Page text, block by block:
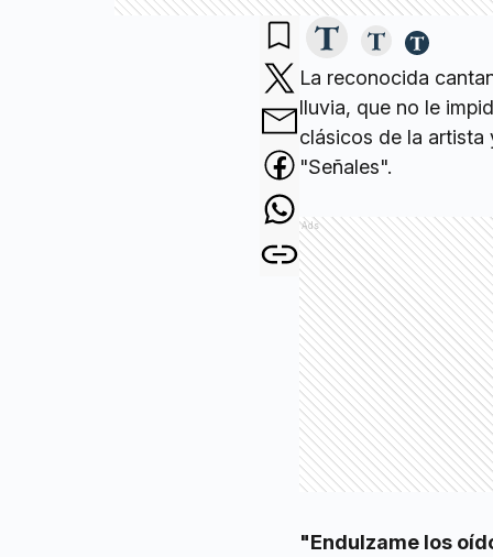
La reconocida
lluvia, que no le
clásicos de la
"Señales".
Ads
"Endulzame los